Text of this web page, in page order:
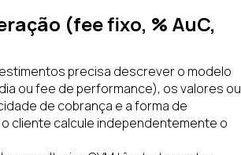
(fee fixo, % AuC,
precisa descrever o modelo
ou fee de performance), os valores ou
de cobrança e a forma de
cliente calcule independentemente o